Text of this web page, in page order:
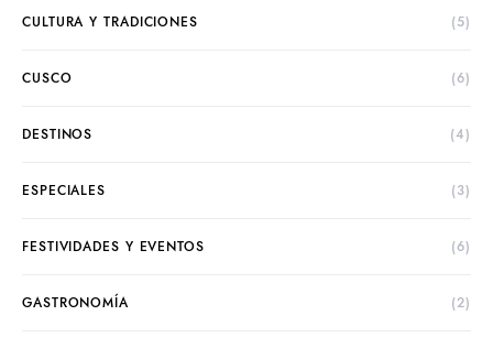
CULTURA Y TRADICIONES (5)
CUSCO (6)
DESTINOS (4)
ESPECIALES (3)
FESTIVIDADES Y EVENTOS (6)
GASTRONOMÍA (2)